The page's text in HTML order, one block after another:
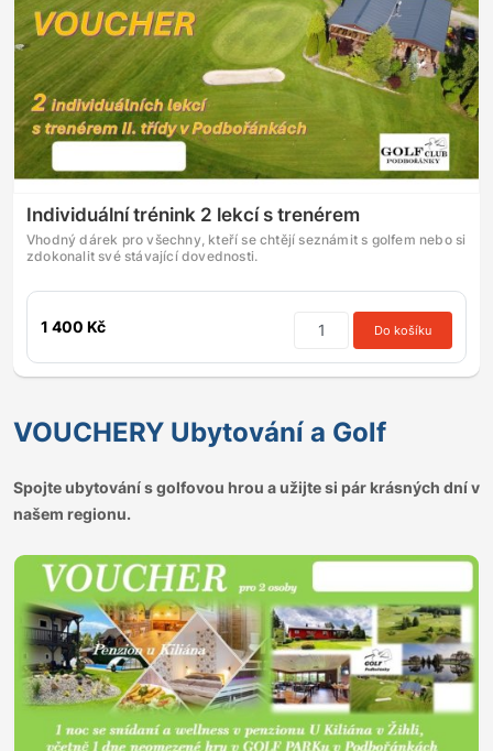
Individuální trénink 2 lekcí s trenérem
Vhodný dárek pro všechny, kteří se chtějí seznámit s golfem nebo si
zdokonalit své stávající dovednosti.
1 400 Kč Do košíku
VOUCHERY Ubytování a Golf
Spojte ubytování s golfovou hrou a užijte si pár krásných dní v
našem regionu.